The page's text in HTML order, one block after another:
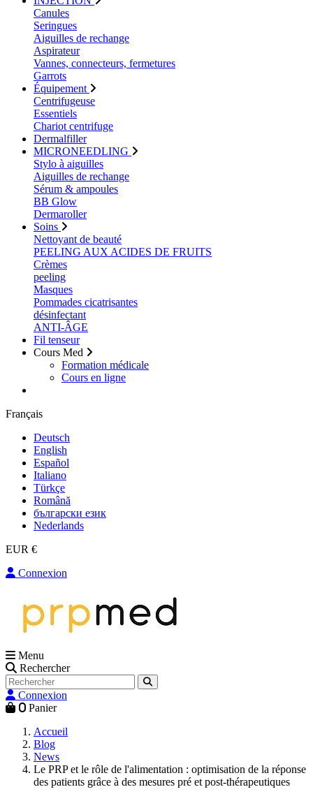
Canules
Seringues
Aiguilles de rechange
Aspirateur
Vannes, connecteurs, fermetures
Garrots
Équipement
Centrifugeuse
Essentiels
Chariot centrifuge
Dermalfiller
MICRONEEDLING
Stylo à aiguilles
Aiguilles de rechange
Sérum & ampoules
BB Glow
Dermaroller
Soins
Nettoyant de beauté
PEELING AUX ACIDES DE FRUITS
Crèmes
peeling
Masques
Pommades cicatrisantes
désinfectant
ANTI-ÂGE
Fil tenseur
Cours Med
Formation médicale
Cours en ligne
Français
Deutsch
English
Español
Italiano
Türkçe
Română
български език
Nederlands
EUR €
Connexion
Menu
Rechercher
Connexion
0 Panier
Accueil
Blog
News
Le PRP et le rôle de l'alimentation : optimisation de la réponse
des patients grâce à des mesures pré et post-thérapeutiques